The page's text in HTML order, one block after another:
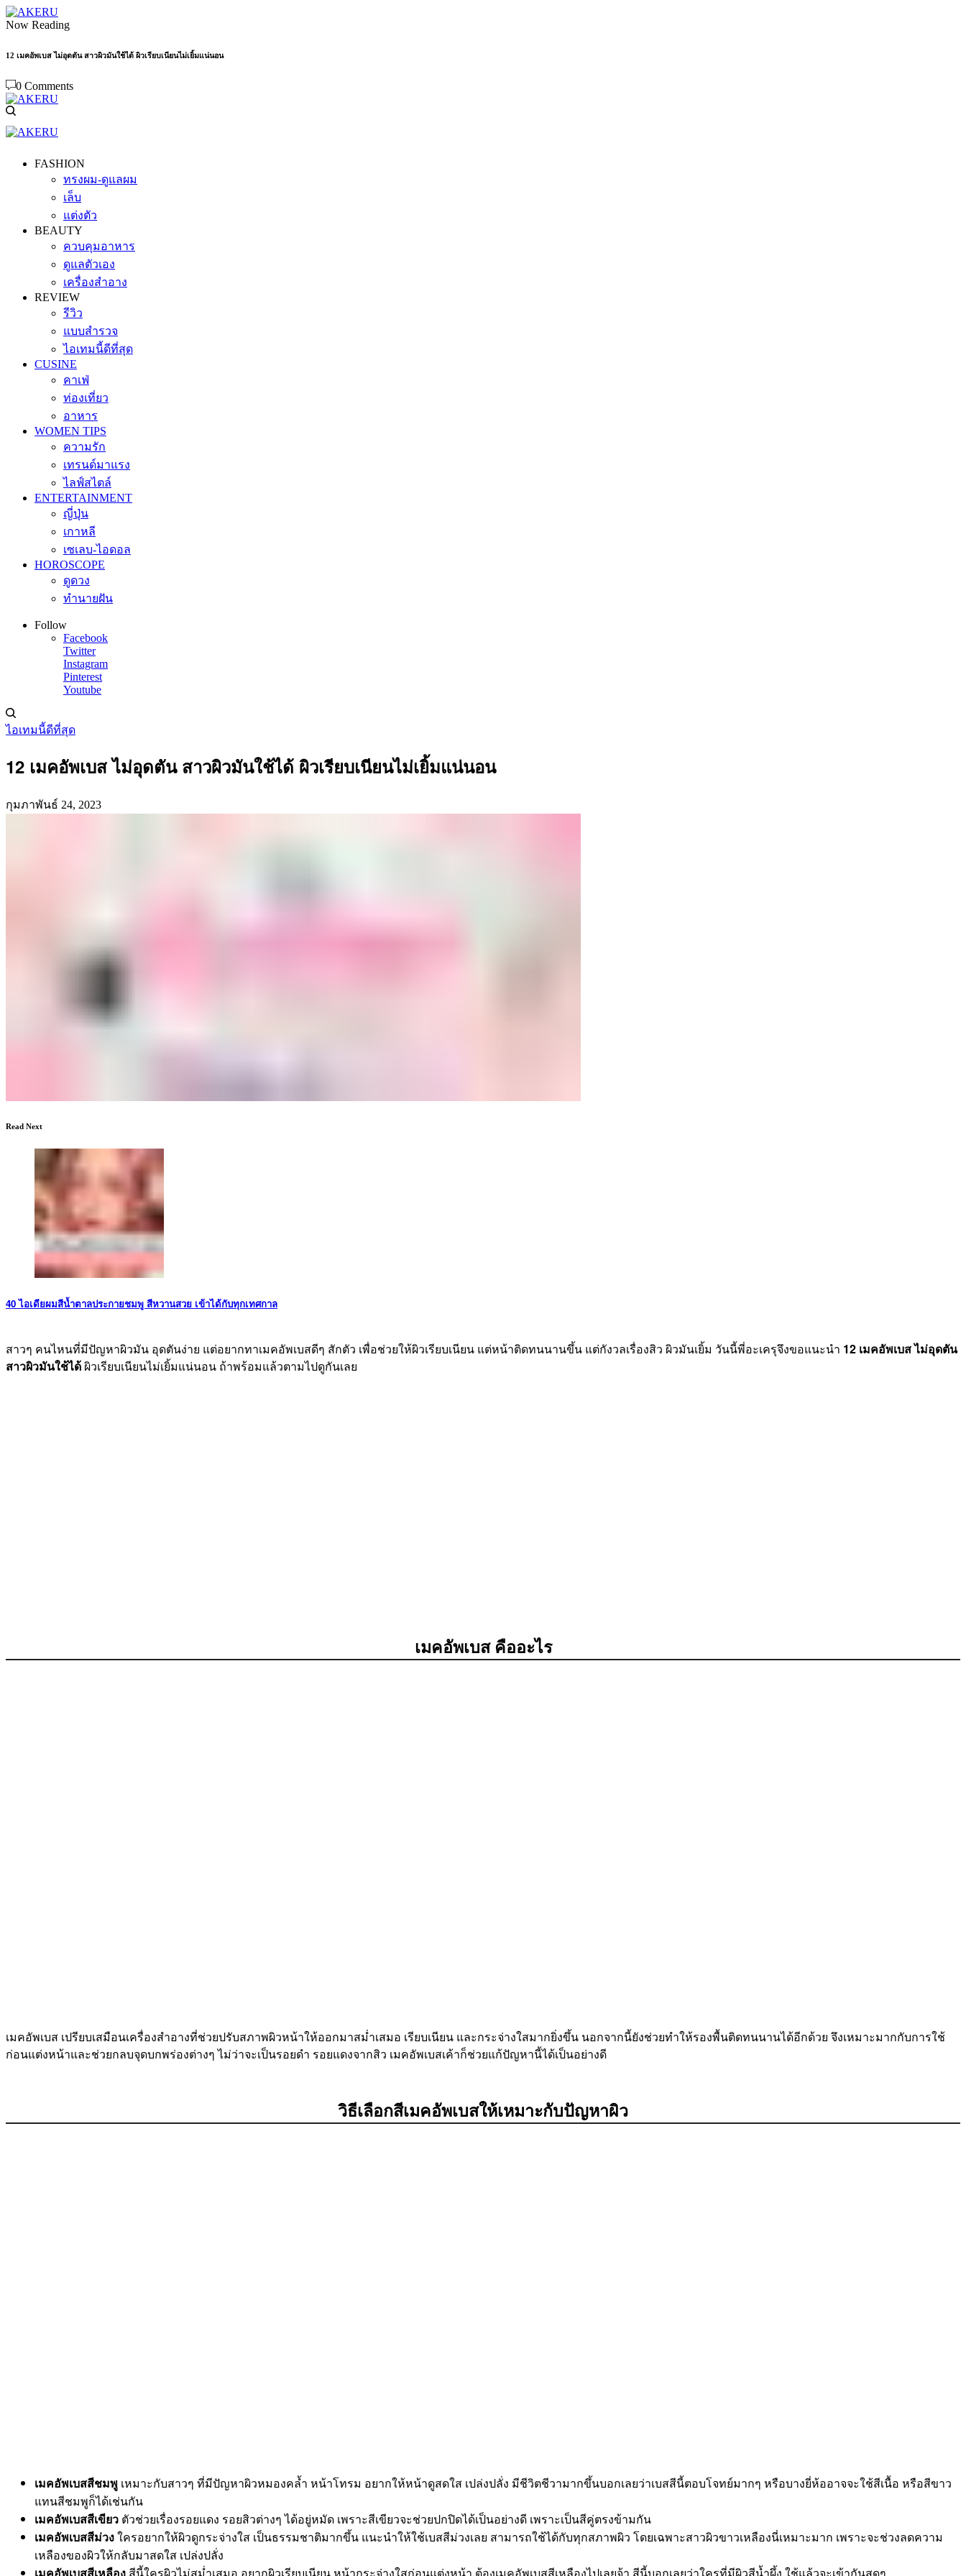
Now Reading
12 เมคอัพเบส ไม่อุดตัน สาวผิวมันใช้ได้ ผิวเรียบเนียนไม่เยิ้มแน่นอน
0 Comments
FASHION
ทรงผม-ดูแลผม
เล็บ
แต่งตัว
BEAUTY
ควบคุมอาหาร
ดูแลตัวเอง
เครื่องสำอาง
REVIEW
รีวิว
แบบสำรวจ
ไอเทมนี้ดีที่สุด
CUSINE
คาเฟ่
ท่องเที่ยว
อาหาร
WOMEN TIPS
ความรัก
เทรนด์มาแรง
ไลฟ์สไตล์
ENTERTAINMENT
ญี่ปุ่น
เกาหลี
เซเลบ-ไอดอล
HOROSCOPE
ดูดวง
ทำนายฝัน
Follow
Facebook
Twitter
Instagram
Pinterest
Youtube
ไอเทมนี้ดีที่สุด
12 เมคอัพเบส ไม่อุดตัน สาวผิวมันใช้ได้ ผิวเรียบเนียนไม่เยิ้มแน่นอน
กุมภาพันธ์ 24, 2023
Read Next
40 ไอเดียผมสีน้ำตาลประกายชมพู สีหวานสวย เข้าได้กับทุกเทศกาล
สาวๆ คนไหนที่มีปัญหาผิวมัน อุดตันง่าย แต่อยากทาเมคอัพเบสดีๆ สักตัว เพื่อช่วยให้ผิวเรียบเนียน แต่หน้าติดทนนานขึ้น แต่กังวลเรื่องสิว ผิวมันเยิ้ม วันนี้พี่อะเครุจึงขอแนะนำ 12 เมคอัพเบสไม่อุดตัน
สาวผิวมันใช้ได้ผิวเรียบเนียนไม่เยิ้มแน่นอน ถ้าพร้อมแล้วตามไปดูกันเลย
เมคอัพเบส คืออะไร
เมคอัพเบส เปรียบเสมือนเครื่องสำอางที่ช่วยปรับสภาพผิวหน้าให้ออกมาสม่ำเสมอ เรียบเนียน และกระจ่างใสมากยิ่งขึ้น นอกจากนี้ยังช่วยทำให้รองพื้นติดทนนานได้อีกด้วย จึงเหมาะมากกับการใช้
ก่อนแต่งหน้าและช่วยกลบจุดบกพร่องต่างๆ ไม่ว่าจะเป็นรอยดำ รอยแดงจากสิว เมคอัพเบสเค้าก็ช่วยแก้ปัญหานี้ได้เป็นอย่างดี
วิธีเลือกสีเมคอัพเบสให้เหมาะกับปัญหาผิว
เมคอัพเบสสีชมพู เหมาะกับสาวๆ ที่มีปัญหาผิวหมองคล้ำ หน้าโทรม อยากให้หน้าดูสดใส เปล่งปลั่ง มีชีวิตชีวามากขึ้นบอกเลยว่าเบสสีนี้ตอบโจทย์มากๆ หรือบางยี่ห้ออาจจะใช้สีเนื้อ หรือสีขาว
แทนสีชมพูก็ได้เช่นกัน
เมคอัพเบสสีเขียว ตัวช่วยเรื่องรอยแดง รอยสิวต่างๆ ได้อยู่หมัด เพราะสีเขียวจะช่วยปกปิดได้เป็นอย่างดี เพราะเป็นสีคู่ตรงข้ามกัน
เมคอัพเบสสีม่วงใครอยากให้ผิวดูกระจ่างใส เป็นธรรมชาติมากขึ้น แนะนำให้ใช้เบสสีม่วงเลย สามารถใช้ได้กับทุกสภาพผิว โดยเฉพาะสาวผิวขาวเหลืองนี่เหมาะมาก เพราะจะช่วงลดความ
เหลืองของผิวให้กลับมาสดใส เปล่งปลั่ง
เมคอัพเบสสีเหลือง สีนี้ใครผิวไม่สม่ำเสมอ อยากผิวเรียบเนียน หน้ากระจ่างใสก่อนแต่งหน้า ต้องเมคอัพเบสสีเหลืองไปเลยจ้า สีนี้บอกเลยว่าใครที่มีผิวสีน้ำผึ้ง ใช้แล้วจะเข้ากันสุดๆ